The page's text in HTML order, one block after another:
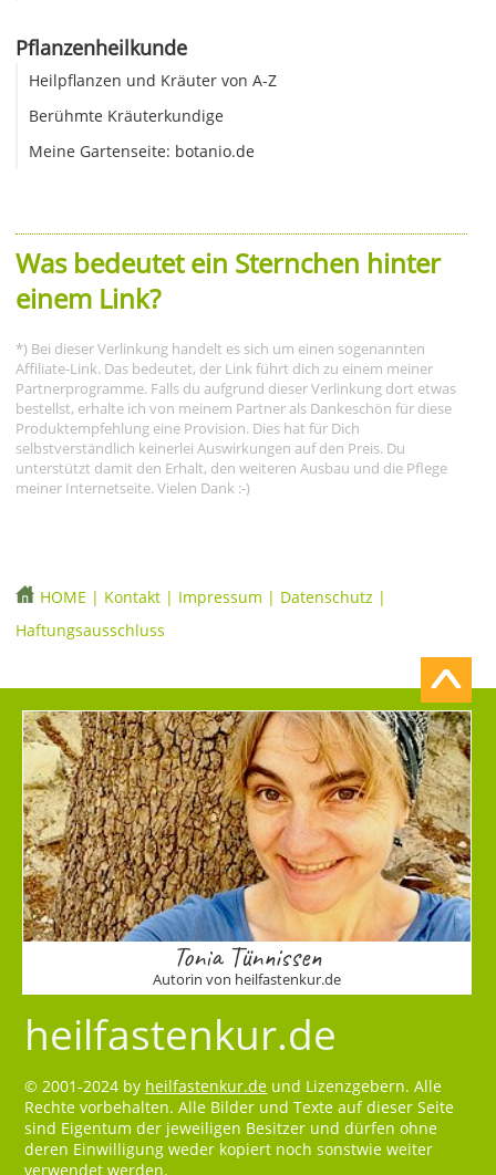
Pflanzenheilkunde
Heilpflanzen und Kräuter von A-Z
Berühmte Kräuterkundige
Meine Gartenseite: botanio.de
Was bedeutet ein Sternchen hinter
einem Link?
*) Bei dieser Verlinkung handelt es sich um einen sogenannten
Affiliate-Link. Das bedeutet, der Link führt dich zu einem meiner
Partnerprogramme. Falls du aufgrund dieser Verlinkung dort etwas
bestellst, erhalte ich von meinem Partner als Dankeschön für diese
Produktempfehlung eine Provision. Dies hat für Dich
selbstverständlich keinerlei Auswirkungen auf den Preis. Du
unterstützt damit den Erhalt, den weiteren Ausbau und die Pflege
meiner Internetseite. Vielen Dank :-)
HOME | Kontakt | Impressum | Datenschutz |
Haftungsausschluss
Tonia Tünnissen
Autorin von heilfastenkur.de
heilfastenkur.de
© 2001-2024 by heilfastenkur.de und Lizenzgebern. Alle
Rechte vorbehalten. Alle Bilder und Texte auf dieser Seite
sind Eigentum der jeweiligen Besitzer und dürfen ohne
deren Einwilligung weder kopiert noch sonstwie weiter
verwendet werden.